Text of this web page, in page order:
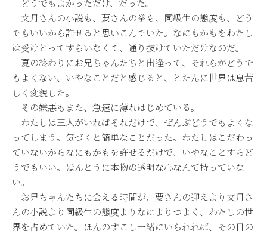
どうでもよかっただけ、だった。
文月さんの小説も、要さんの拳も、同級生の態度も、どう
でもいいから許せると思いこんでいた。なにもかもをわたし
は受けとってすらいなくて、通り抜けていただけなのだ。
夏の終わりにお兄ちゃんたちと出逢って、それらがどうで
もよくない、いやなことだと感じると、とたんに世界は息苦
しく変貌した。
その嫌悪もまた、急速に薄れはじめている。
わたしは三人がいればそれだけで、ぜんぶどうでもよくな
ってしまう。気づくと簡単なことだった。わたしはこだわっ
ていないからなにもかもを許せるだけで、いやなことすらど
うでもいい。ほんとうに本物の透明な心なんて持っていな
い。
お兄ちゃんたちに会える時間が、要さんの迎えより文月さ
んの小説より同級生の態度よりなによりつよく、わたしの世
界を占めていた。ほんのすこし一緒にいられれば、その日の